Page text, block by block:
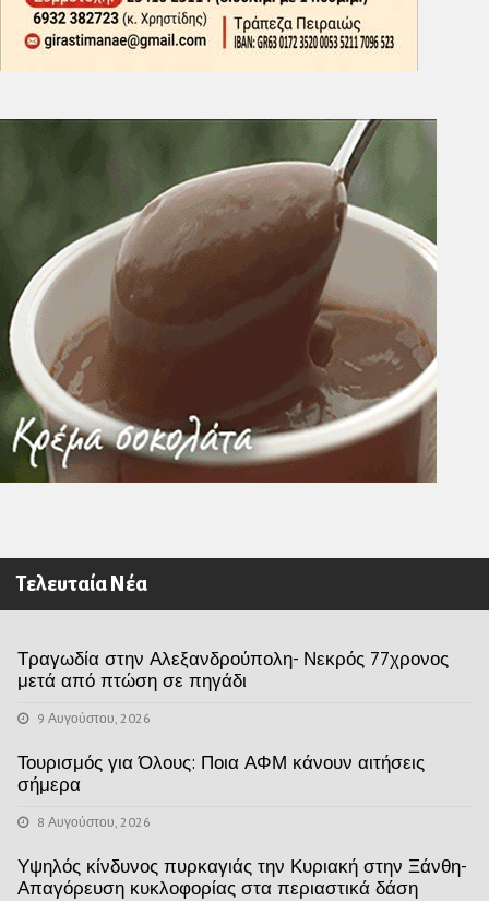
Τελευταία Νέα
Τραγωδία στην Αλεξανδρούπολη- Νεκρός 77χρονος
μετά από πτώση σε πηγάδι
9 Αυγούστου, 2026
Τουρισμός για Όλους: Ποια ΑΦΜ κάνουν αιτήσεις
σήμερα
8 Αυγούστου, 2026
Υψηλός κίνδυνος πυρκαγιάς την Κυριακή στην Ξάνθη-
Απαγόρευση κυκλοφορίας στα περιαστικά δάση